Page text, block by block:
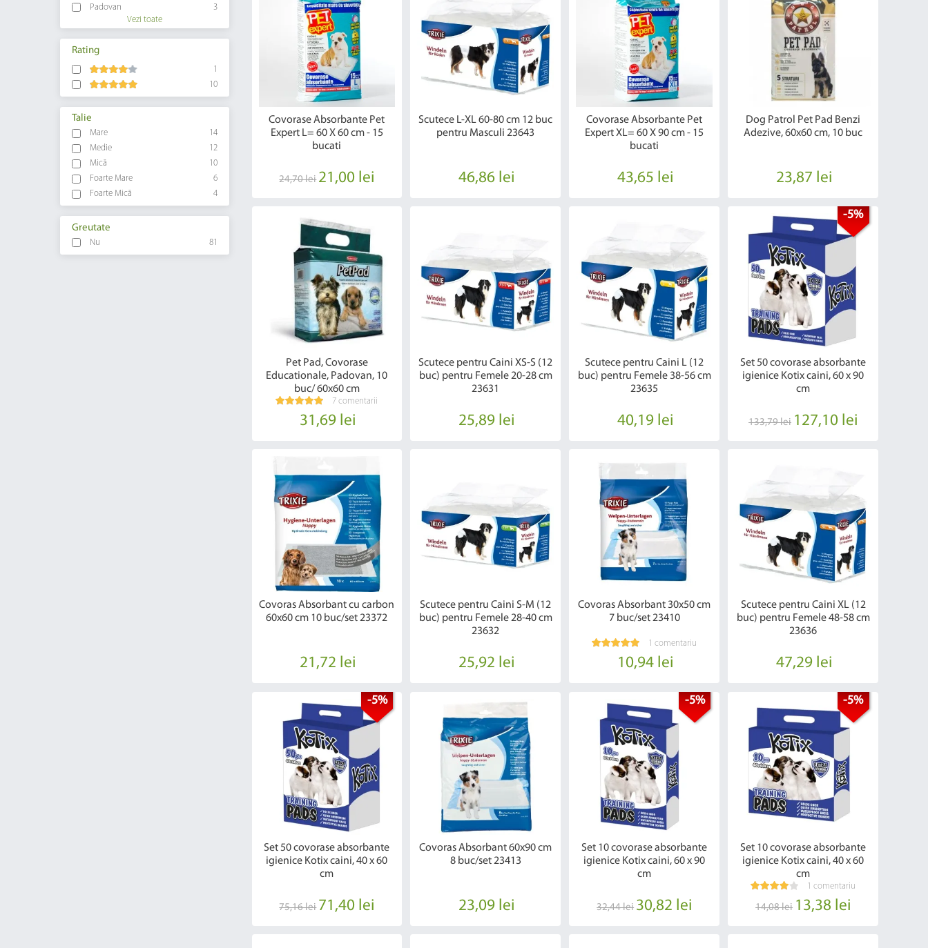
Padovan
3
Vezi toate
Rating
1
10
Talie
Mare
14
Medie
12
Mică
10
Foarte Mare
6
Foarte Mică
4
Greutate
Nu 81
Covorase Absorbante Pet
Expert L= 60 X 60 cm - 15
bucati
24,70 lei 21,00 lei
Scutece L-XL 60-80 cm 12 buc
pentru Masculi 23643
46,86 lei
Covorase Absorbante Pet
Expert XL= 60 X 90 cm - 15
bucati
43,65 lei
Dog Patrol Pet Pad Benzi
Adezive, 60x60 cm, 10 buc
23,87 lei
Pet Pad, Covorase
Educationale, Padovan, 10
buc/ 60x60 cm
7 comentarii
31,69 lei
Scutece pentru Caini XS-S (12
buc) pentru Femele 20-28 cm
23631
25,89 lei
Scutece pentru Caini L (12
buc) pentru Femele 38-56 cm
23635
40,19 lei
-5%
Set 50 covorase absorbante
igienice Kotix caini, 60 x 90
cm
133,79 lei 127,10 lei
Covoras Absorbant cu carbon
60x60 cm 10 buc/set 23372
21,72 lei
Scutece pentru Caini S-M (12
buc) pentru Femele 28-40 cm
23632
25,92 lei
Covoras Absorbant 30x50 cm
7 buc/set 23410
1 comentariu
10,94 lei
Scutece pentru Caini XL (12
buc) pentru Femele 48-58 cm
23636
47,29 lei
-5%
Set 50 covorase absorbante
igienice Kotix caini, 40 x 60
cm
75,16 lei 71,40 lei
Covoras Absorbant 60x90 cm
8 buc/set 23413
23,09 lei
-5%
Set 10 covorase absorbante
igienice Kotix caini, 60 x 90
cm
32,44 lei 30,82 lei
-5%
Set 10 covorase absorbante
igienice Kotix caini, 40 x 60
cm
1 comentariu
14,08 lei 13,38 lei